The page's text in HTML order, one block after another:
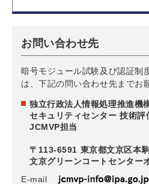
お問い合わせ先
暗号モジュール試験及び認証制
は、下記の問い合わせ先までお
独立行政法人情報処理推進機
セキュリティセンター 技術評
JCMVP担当
〒113-6591 東京都文京区本
文京グリーンコートセンター
E-mail